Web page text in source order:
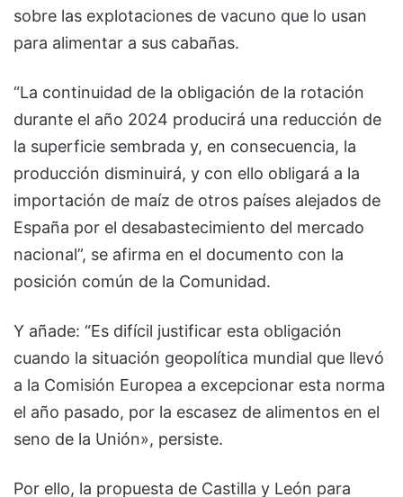
sobre las explotaciones de vacuno que lo usan
para alimentar a sus cabañas.
“La continuidad de la obligación de la rotación
durante el año 2024 producirá una reducción de
la superficie sembrada y, en consecuencia, la
producción disminuirá, y con ello obligará a la
importación de maíz de otros países alejados de
España por el desabastecimiento del mercado
nacional”, se afirma en el documento con la
posición común de la Comunidad.
Y añade: “Es difícil justificar esta obligación
cuando la situación geopolítica mundial que llevó
a la Comisión Europea a excepcionar esta norma
el año pasado, por la escasez de alimentos en el
seno de la Unión», persiste.
Por ello, la propuesta de Castilla y León para